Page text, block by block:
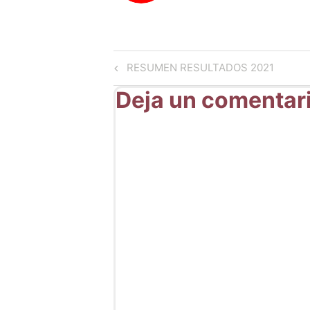
Navegación
de
entradas
Previous
Post
RESUMEN RESULTADOS 2021
Deja un